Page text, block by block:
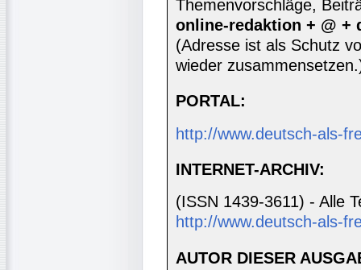
Themenvorschläge,
online-redaktion + @ +
(Adresse ist als Schutz
wieder
PORTAL:
http://www.deutsch-als-
INTERNET-ARCHIV:
(ISSN 1439-3611) - Alle
http://www.deutsch-als-
AUTOR DIESER